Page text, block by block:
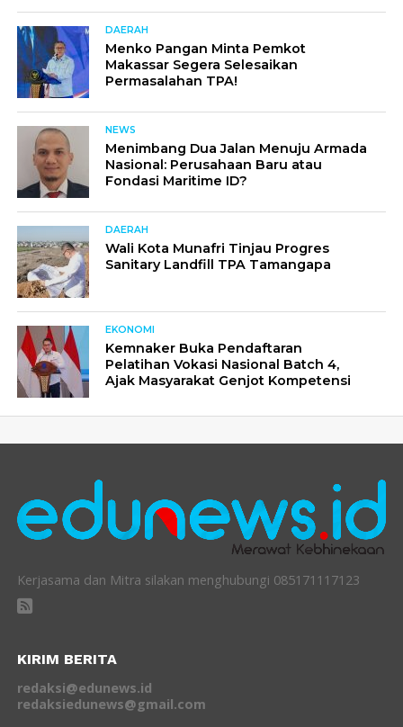
DAERAH
Menko Pangan Minta Pemkot
Makassar Segera Selesaikan
Permasalahan TPA!
NEWS
Menimbang Dua Jalan Menuju Armada
Nasional: Perusahaan Baru atau
Fondasi Maritime ID?
DAERAH
Wali Kota Munafri Tinjau Progres
Sanitary Landfill TPA Tamangapa
EKONOMI
Kemnaker Buka Pendaftaran
Pelatihan Vokasi Nasional Batch 4,
Ajak Masyarakat Genjot Kompetensi
Kerjasama dan Mitra silakan menghubungi 085171117123
KIRIM BERITA
redaksi@edunews.id
redaksiedunews@gmail.com